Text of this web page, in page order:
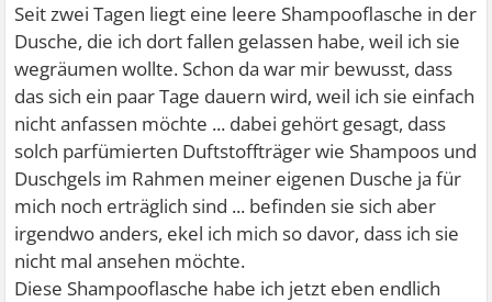
Seit zwei Tagen liegt eine leere Shampooflasche in der
Dusche, die ich dort fallen gelassen habe, weil ich sie
wegräumen wollte. Schon da war mir bewusst, dass
das sich ein paar Tage dauern wird, weil ich sie einfach
nicht anfassen möchte ... dabei gehört gesagt, dass
solch parfümierten Duftstoffträger wie Shampoos und
Duschgels im Rahmen meiner eigenen Dusche ja für
mich noch erträglich sind ... befinden sie sich aber
irgendwo anders, ekel ich mich so davor, dass ich sie
nicht mal ansehen möchte.
Diese Shampooflasche habe ich jetzt eben endlich